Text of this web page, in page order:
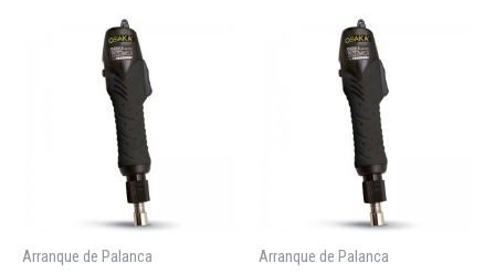
Arranque de Palanca Arranque de Palanca